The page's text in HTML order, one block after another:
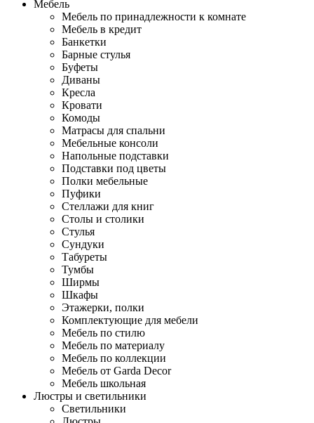
Мебель
Мебель по принадлежности к комнате
Мебель в кредит
Банкетки
Барные стулья
Буфеты
Диваны
Кресла
Кровати
Комоды
Матрасы для спальни
Мебельные консоли
Напольные подставки
Подставки под цветы
Полки мебельные
Пуфики
Стеллажи для книг
Столы и столики
Стулья
Сундуки
Табуреты
Тумбы
Ширмы
Шкафы
Этажерки, полки
Комплектующие для мебели
Мебель по стилю
Мебель по материалу
Мебель по коллекции
Мебель от Garda Decor
Мебель школьная
Люстры и светильники
Светильники